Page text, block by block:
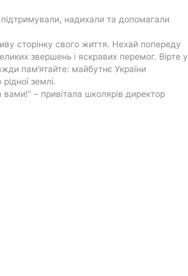
надихали та допомагали
сторінку свого життя. Нехай попереду
звершень і яскравих перемог. Вірте у
пам’ятайте: майбутнє України
землі.
– привітала школярів директор